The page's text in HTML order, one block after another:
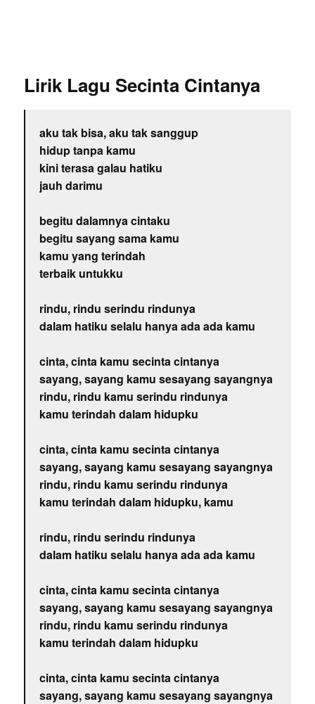
Lirik Lagu Secinta Cintanya
aku tak bisa, aku tak sanggup
hidup tanpa kamu
kini terasa galau hatiku
jauh darimu
begitu dalamnya cintaku
begitu sayang sama kamu
kamu yang terindah
terbaik untukku
rindu, rindu serindu rindunya
dalam hatiku selalu hanya ada ada kamu
cinta, cinta kamu secinta cintanya
sayang, sayang kamu sesayang sayangnya
rindu, rindu kamu serindu rindunya
kamu terindah dalam hidupku
cinta, cinta kamu secinta cintanya
sayang, sayang kamu sesayang sayangnya
rindu, rindu kamu serindu rindunya
kamu terindah dalam hidupku, kamu
rindu, rindu serindu rindunya
dalam hatiku selalu hanya ada ada kamu
cinta, cinta kamu secinta cintanya
sayang, sayang kamu sesayang sayangnya
rindu, rindu kamu serindu rindunya
kamu terindah dalam hidupku
cinta, cinta kamu secinta cintanya
sayang, sayang kamu sesayang sayangnya